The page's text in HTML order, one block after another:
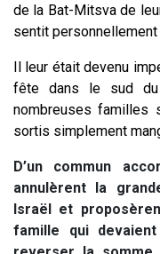
de la Bat-Mitsva de
sentit
Il leur était devenu
fête dans le sud
nombreuses familles
sortis simplement
D’un commun
annulèrent la
Israël et
famille qui